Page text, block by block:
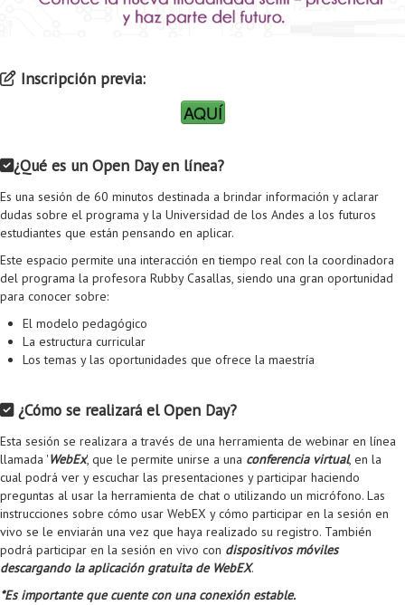
Inscripción previa:
AQUÍ
¿Qué es un Open Day en línea?
Es una sesión de 60 minutos destinada a brindar información y aclarar
dudas sobre el programa y la Universidad de los Andes a los futuros
estudiantes que están pensando en aplicar.
Este espacio permite una interacción en tiempo real con la coordinadora
del programa la profesora Rubby Casallas, siendo una gran oportunidad
para conocer sobre:
El modelo pedagógico
La estructura curricular
Los temas y las oportunidades que ofrece la maestría
¿Cómo se realizará el Open Day?
Esta sesión se realizara a través de una herramienta de webinar en línea
llamada 'WebEx', que le permite unirse a una conferencia virtual, en la
cual podrá ver y escuchar las presentaciones y participar haciendo
preguntas al usar la herramienta de chat o utilizando un micrófono. Las
instrucciones sobre cómo usar WebEX y cómo participar en la sesión en
vivo se le enviarán una vez que haya realizado su registro. También
podrá participar en la sesión en vivo con dispositivos móviles
descargando la aplicación gratuita de WebEX.
*Es importante que cuente con una conexión estable.
Proyecto de grado
Reintegro
Transferencia
Tarifas
Grado